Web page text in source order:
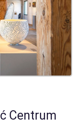
Centrum